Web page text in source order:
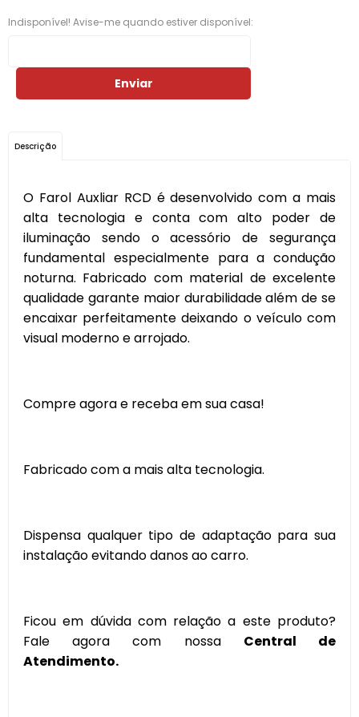
Indisponível! Avise-me quando estiver disponível:
Enviar
Descrição
O Farol Auxliar RCD é desenvolvido com a mais
alta tecnologia e conta com alto poder de
iluminação sendo o acessório de segurança
fundamental especialmente para a condução
noturna. Fabricado com material de excelente
qualidade garante maior durabilidade além de se
encaixar perfeitamente deixando o veículo com
visual moderno e arrojado.
Compre agora e receba em sua casa!
Fabricado com a mais alta tecnologia.
Dispensa qualquer tipo de adaptação para sua
instalação evitando danos ao carro.
Ficou em dúvida com relação a este produto?
Fale agora com nossa Central de
Atendimento.